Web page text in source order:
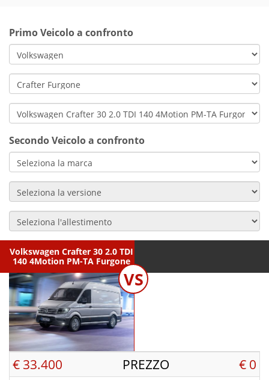
Primo Veicolo a confronto
Secondo Veicolo a confronto
Volkswagen Crafter 30 2.0 TDI
140 4Motion PM-TA Furgone
VS
€ 33.400 PREZZO € 0